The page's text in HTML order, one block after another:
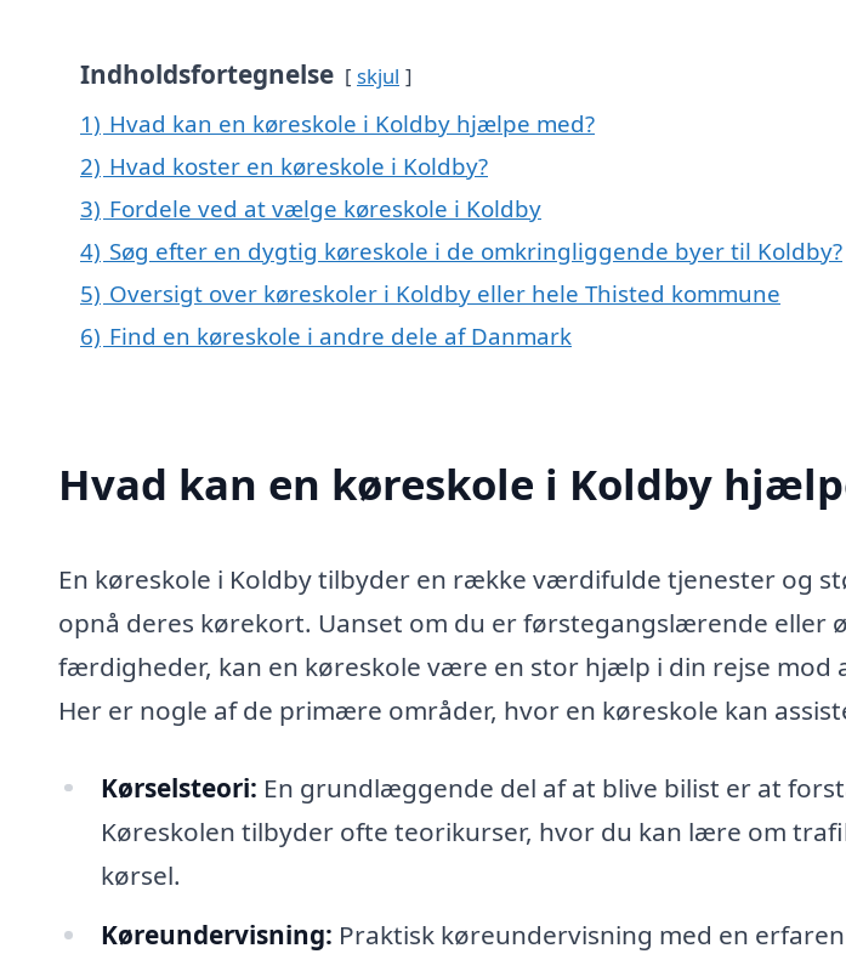
Indholdsfortegnelse skjul
1) Hvad kan en køreskole i Koldby hjælpe med?
2) Hvad koster en køreskole i Koldby?
3) Fordele ved at vælge køreskole i Koldby
4) Søg efter en dygtig køreskole i de omkringliggende byer til Koldby?
5) Oversigt over køreskoler i Koldby eller hele Thisted kommune
6) Find en køreskole i andre dele af Danmark
Hvad kan en køreskole i Koldby
En køreskole i Koldby tilbyder en række værdifulde tjenester og
opnå deres kørekort. Uanset om du er førstegangslærende eller
færdigheder, kan en køreskole være en stor hjælp i din rejse mod
Her er nogle af de primære områder, hvor en køreskole kan
Kørselsteori: En grundlæggende del af at blive bilist er at
Køreskolen tilbyder ofte teorikurser, hvor du kan lære om
kørsel.
Køreundervisning: Praktisk køreundervisning med en